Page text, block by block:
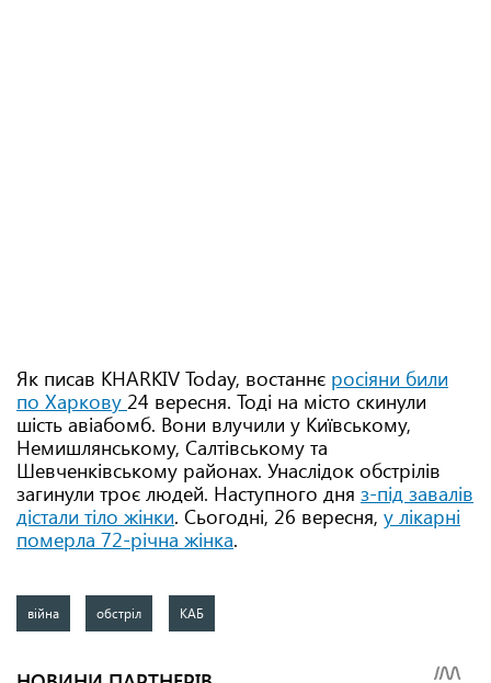
Як писав KHARKIV Today, востаннє росіяни били
по Харкову 24 вересня. Тоді на місто скинули
шість авіабомб. Вони влучили у Київському,
Немишлянському, Салтівському та
Шевченківському районах. Унаслідок обстрілів
загинули троє людей. Наступного дня з-під завалів
дістали тіло жінки. Сьогодні, 26 вересня, у лікарні
померла 72-річна жінка.
війна обстріл КАБ